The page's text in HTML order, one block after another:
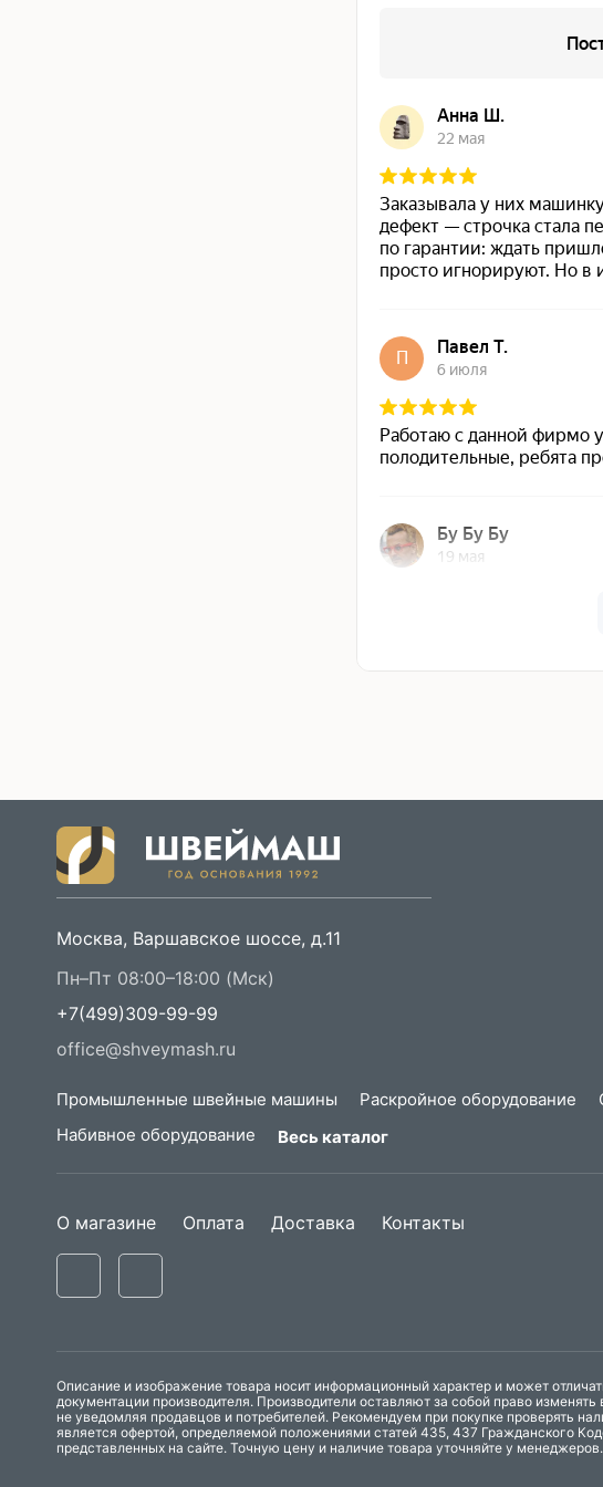
Москва, Варшавское шоссе, д.11
Пн–Пт 08:00–18:00 (Мск)
+7(499)309-99-99
office@shveymash.ru
Промышленные швейные машины Раскройное оборудование
Набивное оборудование
Весь каталог
О магазине Оплата Доставка Контакты
Описание и изображение товара носит информационный характер и может
документации производителя. Производители оставляют за собой право
не уведомляя продавцов и потребителей. Рекомендуем при покупке проверять
является офертой, определяемой положениями статей 435, 437 Гражданского
представленных на сайте. Точную цену и наличие товара уточняйте у менеджеров.